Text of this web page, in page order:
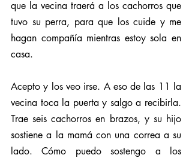
que la vecina traerá a los cachorros que
tuvo su perra, para que los cuide y me
hagan compañía mientras estoy sola en
casa.
Acepto y los veo irse. A eso de las 11 la
vecina toca la puerta y salgo a recibirla.
Trae seis cachorros en brazos, y su hijo
sostiene a la mamá con una correa a su
lado. Cómo puedo sostengo a los